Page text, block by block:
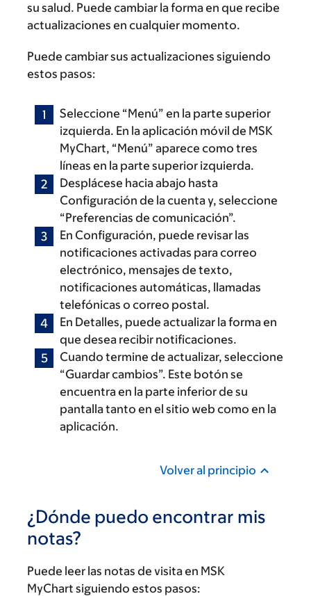
su salud. Puede cambiar la forma en que recibe
actualizaciones en cualquier momento.
Puede cambiar sus actualizaciones siguiendo
estos pasos:
Seleccione “Menú” en la parte superior
izquierda. En la aplicación móvil de MSK
MyChart, “Menú” aparece como tres
líneas en la parte superior izquierda.
Desplácese hacia abajo hasta
Configuración de la cuenta y, seleccione
“Preferencias de comunicación”.
En Configuración, puede revisar las
notificaciones activadas para correo
electrónico, mensajes de texto,
notificaciones automáticas, llamadas
telefónicas o correo postal.
En Detalles, puede actualizar la forma en
que desea recibir notificaciones.
Cuando termine de actualizar, seleccione
“Guardar cambios”. Este botón se
encuentra en la parte inferior de su
pantalla tanto en el sitio web como en la
aplicación.
Volver al principio
¿Dónde puedo encontrar mis
notas?
Puede leer las notas de visita en MSK
MyChart siguiendo estos pasos: